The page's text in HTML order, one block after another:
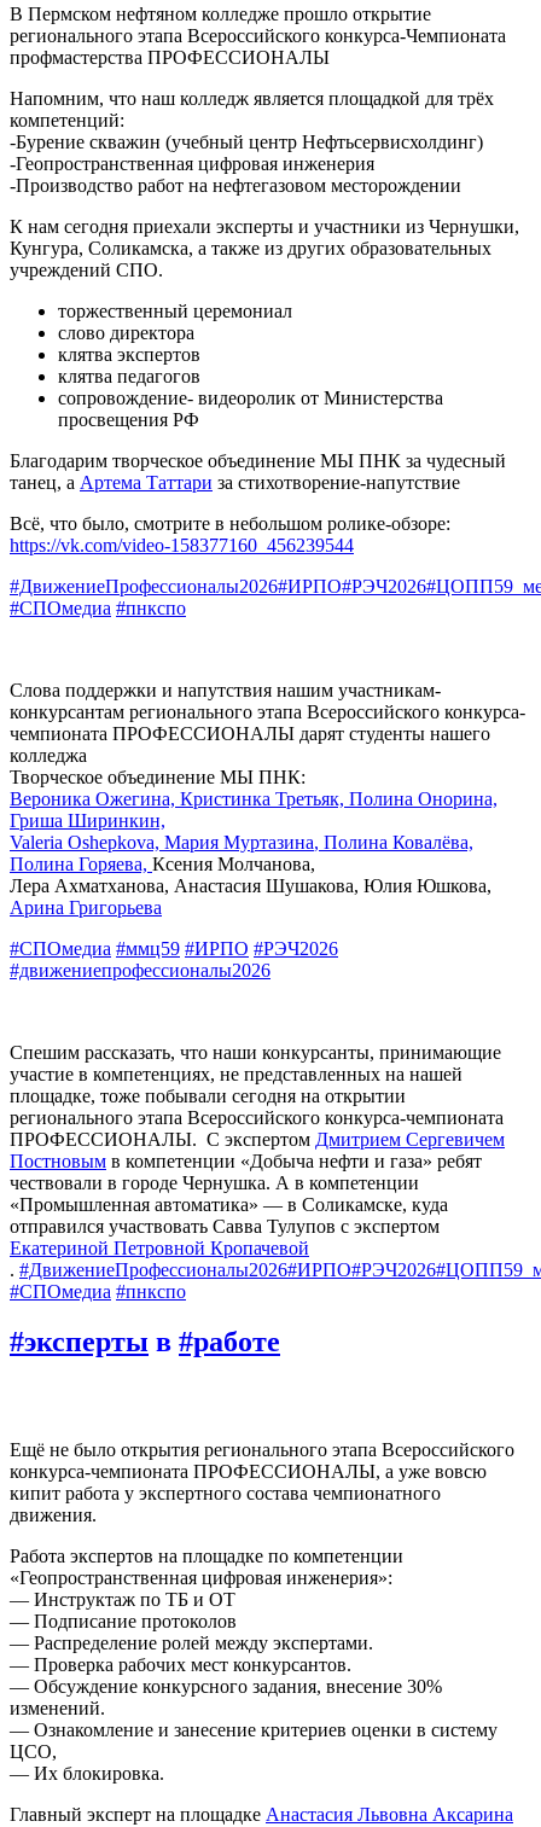
В Пермском нефтяном колледже прошло открытие
регионального этапа Всероссийского конкурса-Чемпионата
профмастерства ПРОФЕССИОНАЛЫ
Напомним, что наш колледж является площадкой для трёх
компетенций:
-Бурение скважин (учебный центр Нефтьсервисхолдинг)
-Геопространственная цифровая инженерия
-Производство работ на нефтегазовом месторождении
К нам сегодня приехали эксперты и участники из Чернушки,
Кунгура, Соликамска, а также из других образовательных
учреждений СПО.
торжественный церемониал
слово директора
клятва экспертов
клятва педагогов
сопровождение- видеоролик от Министерства
просвещения РФ
Благодарим творческое объединение МЫ ПНК за чудесный
танец, а Артема Таттари за стихотворение-напутствие
Всё, что было, смотрите в небольшом ролике-обзоре:
https://vk.com/video-158377160_456239544
#ДвижениеПрофессионалы2026#ИРПО#РЭЧ2026
#СПОмедиа #пнкспо
Слова поддержки и напутствия нашим участникам-
конкурсантам регионального этапа Всероссийского конкурса-
чемпионата ПРОФЕССИОНАЛЫ дарят студенты нашего
колледжа
Творческое объединение МЫ ПНК:
Вероника Ожегина, Кристинка Третьяк, Полина Онорина,
Гриша Ширинкин,
Valeria Oshepkova, Мария Муртазина, Полина Ковалёва,
Полина Горяева, Ксения Молчанова,
Лера Ахматханова, Анастасия Шушакова, Юлия Юшкова,
Арина Григорьева
#СПОмедиа #ммц59 #ИРПО #РЭЧ2026
#движениепрофессионалы2026
Спешим рассказать, что наши конкурсанты, принимающие
участие в компетенциях, не представленных на нашей
площадке, тоже побывали сегодня на открытии
регионального этапа Всероссийского конкурса-чемпионата
ПРОФЕССИОНАЛЫ. С экспертом Дмитрием Сергевичем
Постновым в компетенции «Добыча нефти и газа» ребят
чествовали в городе Чернушка. А в компетенции
«Промышленная автоматика» — в Соликамске, куда
отправился участвовать Савва Тулупов с экспертом
Екатериной Петровной Кропачевой
. #ДвижениеПрофессионалы2026#ИРПО#РЭЧ2026
#СПОмедиа #пнкспо
#эксперты в #работе
Ещё не было открытия регионального этапа Всероссийского
конкурса-чемпионата ПРОФЕССИОНАЛЫ, а уже вовсю
кипит работа у экспертного состава чемпионатного
движения.
Работа экспертов на площадке по компетенции
«Геопространственная цифровая инженерия»:
— Инструктаж по ТБ и ОТ
— Подписание протоколов
— Распределение ролей между экспертами.
— Проверка рабочих мест конкурсантов.
— Обсуждение конкурсного задания, внесение 30%
изменений.
— Ознакомление и занесение критериев оценки в систему
ЦСО,
— Их блокировка.
Главный эксперт на площадке Анастасия Львовна Аксарина